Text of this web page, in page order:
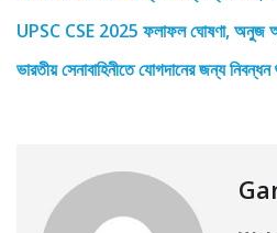
UPSC CSE 2025 ফলাফল ঘোষণা, অনুজ
ভারতীয় সেনাবাহিনীতে যোগদানের জন্য